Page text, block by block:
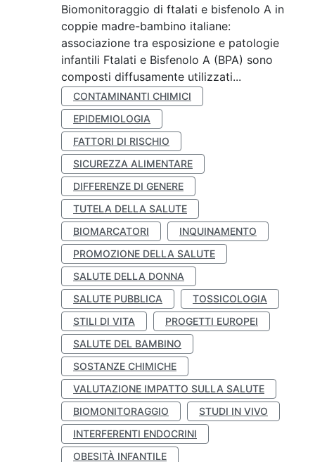
Biomonitoraggio di ftalati e bisfenolo A in
coppie madre-bambino italiane:
associazione tra esposizione e patologie
infantili Ftalati e Bisfenolo A (BPA) sono
composti diffusamente utilizzati...
CONTAMINANTI CHIMICI
EPIDEMIOLOGIA
FATTORI DI RISCHIO
SICUREZZA ALIMENTARE
DIFFERENZE DI GENERE
TUTELA DELLA SALUTE
BIOMARCATORI
INQUINAMENTO
PROMOZIONE DELLA SALUTE
SALUTE DELLA DONNA
SALUTE PUBBLICA
TOSSICOLOGIA
STILI DI VITA
PROGETTI EUROPEI
SALUTE DEL BAMBINO
SOSTANZE CHIMICHE
VALUTAZIONE IMPATTO SULLA SALUTE
BIOMONITORAGGIO
STUDI IN VIVO
INTERFERENTI ENDOCRINI
OBESITÀ INFANTILE